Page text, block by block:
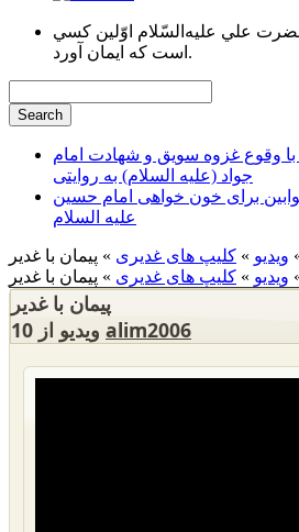
علي عليه‌السّلام اوّلين كسي
است كه ايمان آورد.
وقوع غزوه سویق و شهادت امام
جواد (علیه السلام) به روایتی
توابین برای خون خواهی امام حسین
علیه السلام
ویدیو » کلیپ های غدیری » پیمان با غدیر
ویدیو » کلیپ های غدیری » پیمان با غدیر
پیمان با غدیر
alim2006